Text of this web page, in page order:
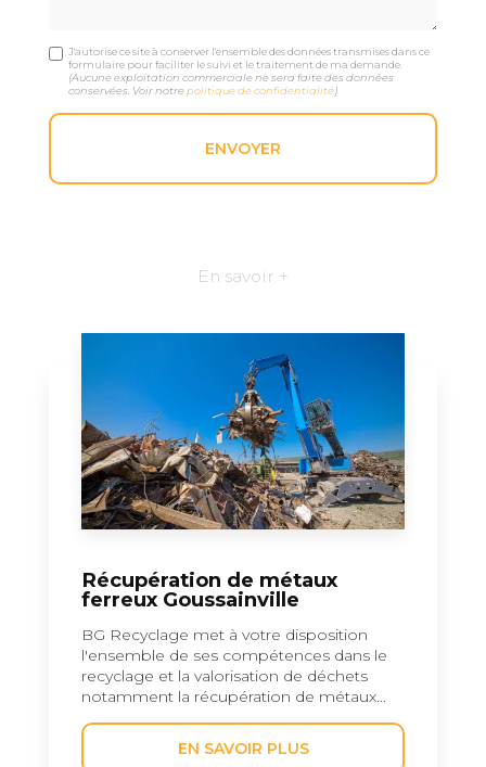
J'autorise ce site à conserver l'ensemble des données transmises dans ce
formulaire pour faciliter le suivi et le traitement de ma demande.
(Aucune exploitation commerciale ne sera faite des données
conservées. Voir notrepolitique de confidentialité)
En savoir +
Récupération de métaux
ferreux Goussainville
BG Recyclage met à votre disposition
l'ensemble de ses compétences dans le
recyclage et la valorisation de déchets
notamment la récupération de métaux...
EN SAVOIR PLUS